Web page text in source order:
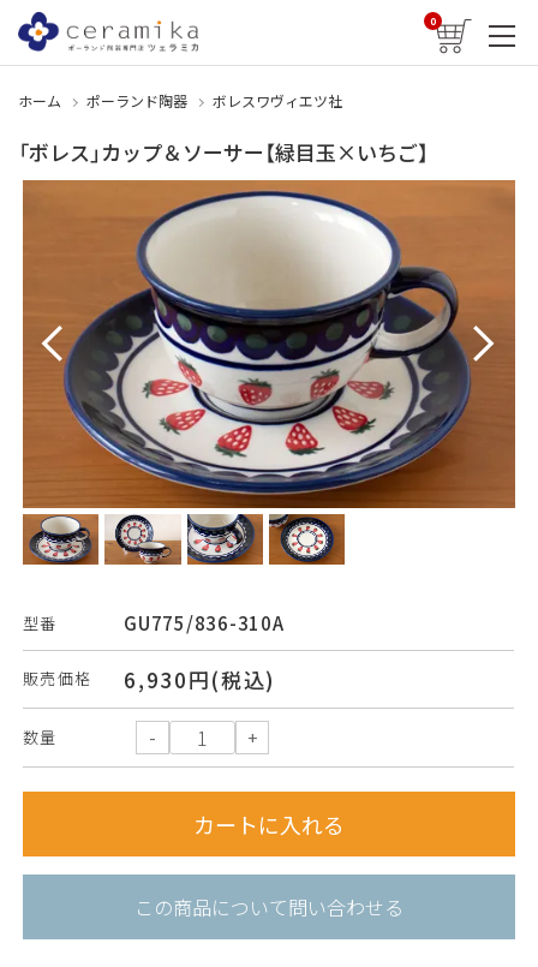
0
ホーム ポーランド陶器 ボレスワヴィエツ社
「ボレス」カップ＆ソーサー【緑目玉×いちご】
型番 GU775/836-310A
販売価格 6,930円(税込)
数量
この商品について問い合わせる